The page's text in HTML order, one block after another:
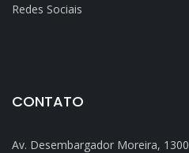
Redes Sociais
CONTATO
Av. Desembargador Moreira, 1300